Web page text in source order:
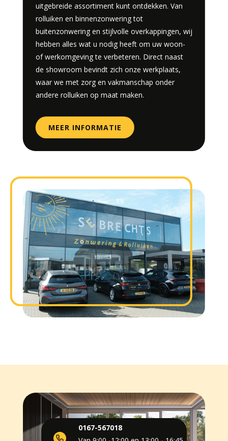
uitgebreide assortiment kunt ontdekken. Van
rolluiken en binnenzonwering tot
buitenzonwering en stijlvolle overkappingen, wij
hebben alles wat u nodig heeft om uw woon-
of werkomgeving te verbeteren. Direct naast
de showroom bevindt zich onze werkplaats,
waar we met zorg en vakmanschap onder
andere rolluiken op maat maken.
MEER INFORMATIE
0167-567018